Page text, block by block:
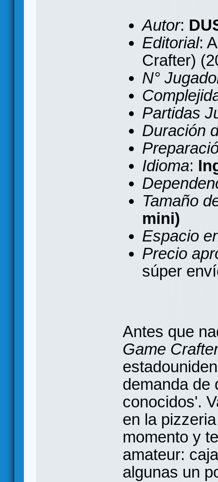
Autor:
Editorial:
Crafter)
N°
Partidas
Duración
Idioma:
Tamaño
mini)
Espacio
Precio
súper
Antes que
Game
demanda de
conocidos'.
en la
momento y
amateur:
algunas un